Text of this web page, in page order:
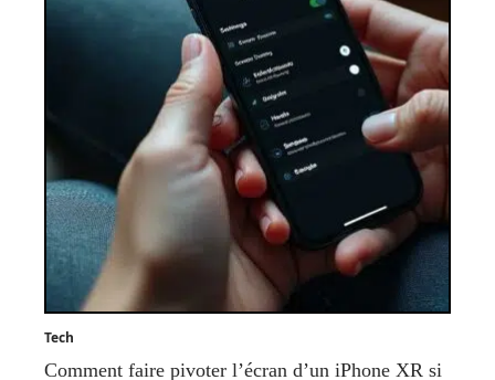
Tech
Comment faire pivoter l’écran d’un iPhone XR si